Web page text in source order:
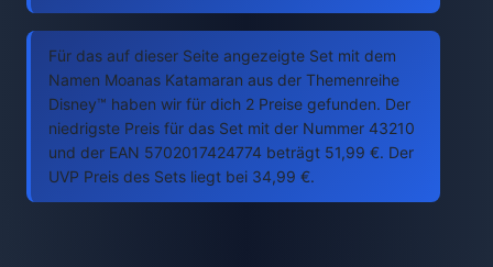
Für das auf dieser Seite angezeigte Set mit dem
Namen Moanas Katamaran aus der Themenreihe
Disney™ haben wir für dich 2 Preise gefunden. Der
niedrigste Preis für das Set mit der Nummer 43210
und der EAN 5702017424774 beträgt 51,99 €. Der
UVP Preis des Sets liegt bei 34,99 €.